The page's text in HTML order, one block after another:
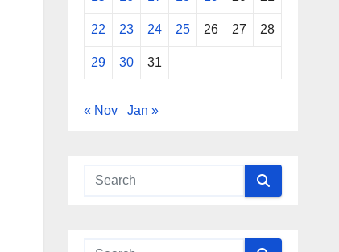
22 23 24 25 26 27 28
29 30 31
« Nov Jan »